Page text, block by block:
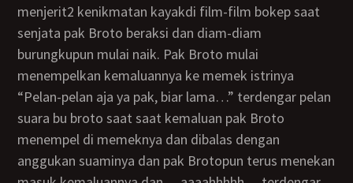
menjerit2 kenikmatan kayakdi film-film bokep saat
senjata pak Broto beraksi dan diam-diam
burungkupun mulai naik. Pak Broto mulai
menempelkan kemaluannya ke memek istrinya
“Pelan-pelan aja ya pak, biar lama…” terdengar pelan
suara bu broto saat saat kemaluan pak Broto
menempel di memeknya dan dibalas dengan
anggukan suaminya dan pak Brotopun terus menekan